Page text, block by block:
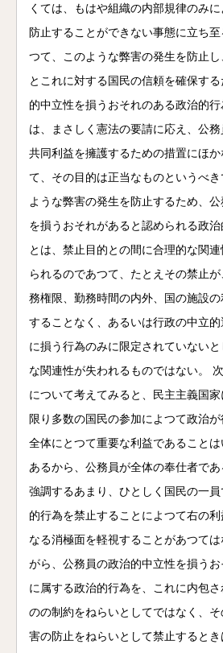
くては、もはや組織の内部規律のみ
防止することができない事態に立ち
つて、このような弊害の発生を防止
とこれに対する国民の信頼を確保す
的中立性を損うおそれのある政治的
は、まさしく憲法の要請に応え、公
共同利益を擁護するための措置にほ
て、その目的は正当なものというべ
ような弊害の発生を防止するため、
を損うおそれがあると認められる政
とは、禁止目的との間に合理的な関
られるのであつて、たとえその禁止
務権限、勤務時間の内外、国の施設
することなく、あるいは行政の中立
に損う行為のみに限定されていない
な関連性が失われるものではない。
について考えてみると、民主主義国
限り多数の国民の参加によつて政治
全体にとつて重要な利益であること
あるから、公務員が全体の奉仕者で
強調するあまり、ひとしく国民の一
的行為を禁止することによつて右の
なる消極面を軽視することがあつて
がら、公務員の政治的中立性を損う
に属する政治的行為を、これに内包
のの制約をねらいとしてではなく、
害の防止をねらいとして禁止すると